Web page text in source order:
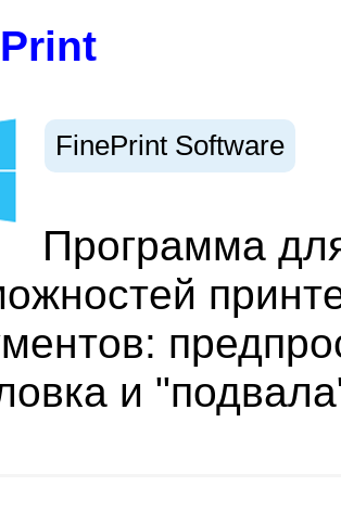
FinePrint Software
Программа
и